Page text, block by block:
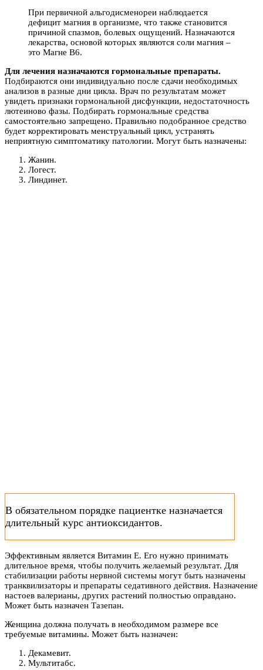
При первичной альгодисменореи наблюдается
дефицит магния в организме, что также становится
причиной спазмов, болевых ощущений. Назначаются
лекарства, основой которых являются соли магния –
это Магне В6.
Для лечения назначаются гормональные препараты.
Подбираются они индивидуально после сдачи необходимых
анализов в разные дни цикла. Врач по результатам может
увидеть признаки гормональной дисфункции, недостаточность
лютеиново фазы. Подбирать гормональные средства
самостоятельно запрещено. Правильно подобранное средство
будет корректировать менструальный цикл, устранять
неприятную симптоматику патологии. Могут быть назначены:
Жанин.
Логест.
Линдинет.
В обязательном порядке пациентке назначается
длительный курс антиоксидантов.
Эффективным является Витамин Е. Его нужно принимать
длительное время, чтобы получить желаемый результат. Для
стабилизации работы нервной системы могут быть назначены
транквилизаторы и препараты седативного действия. Назначение
настоев валерианы, других растений полностью оправдано.
Может быть назначен Тазепан.
Женщина должна получать в необходимом размере все
требуемые витамины. Может быть назначен:
Декамевит.
Мультитабс.